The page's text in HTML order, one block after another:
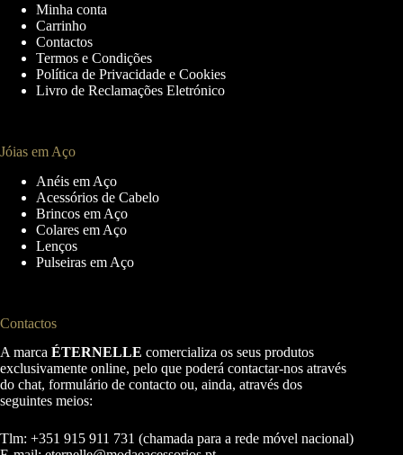
on
the
product
page
Minha conta
Carrinho
Contactos
Termos e Condições
Política de Privacidade e Cookies
Livro de Reclamações Eletrónico
Jóias em Aço
Anéis em Aço
Acessórios de Cabelo
Brincos em Aço
Colares em Aço
Lenços
Pulseiras em Aço
Contactos
A marca ÉTERNELLE comercializa os seus produtos
exclusivamente online, pelo que poderá contactar-nos através
do chat, formulário de contacto ou, ainda, através dos
seguintes meios:
Tlm: +351 915 911 731 (chamada para a rede móvel nacional)